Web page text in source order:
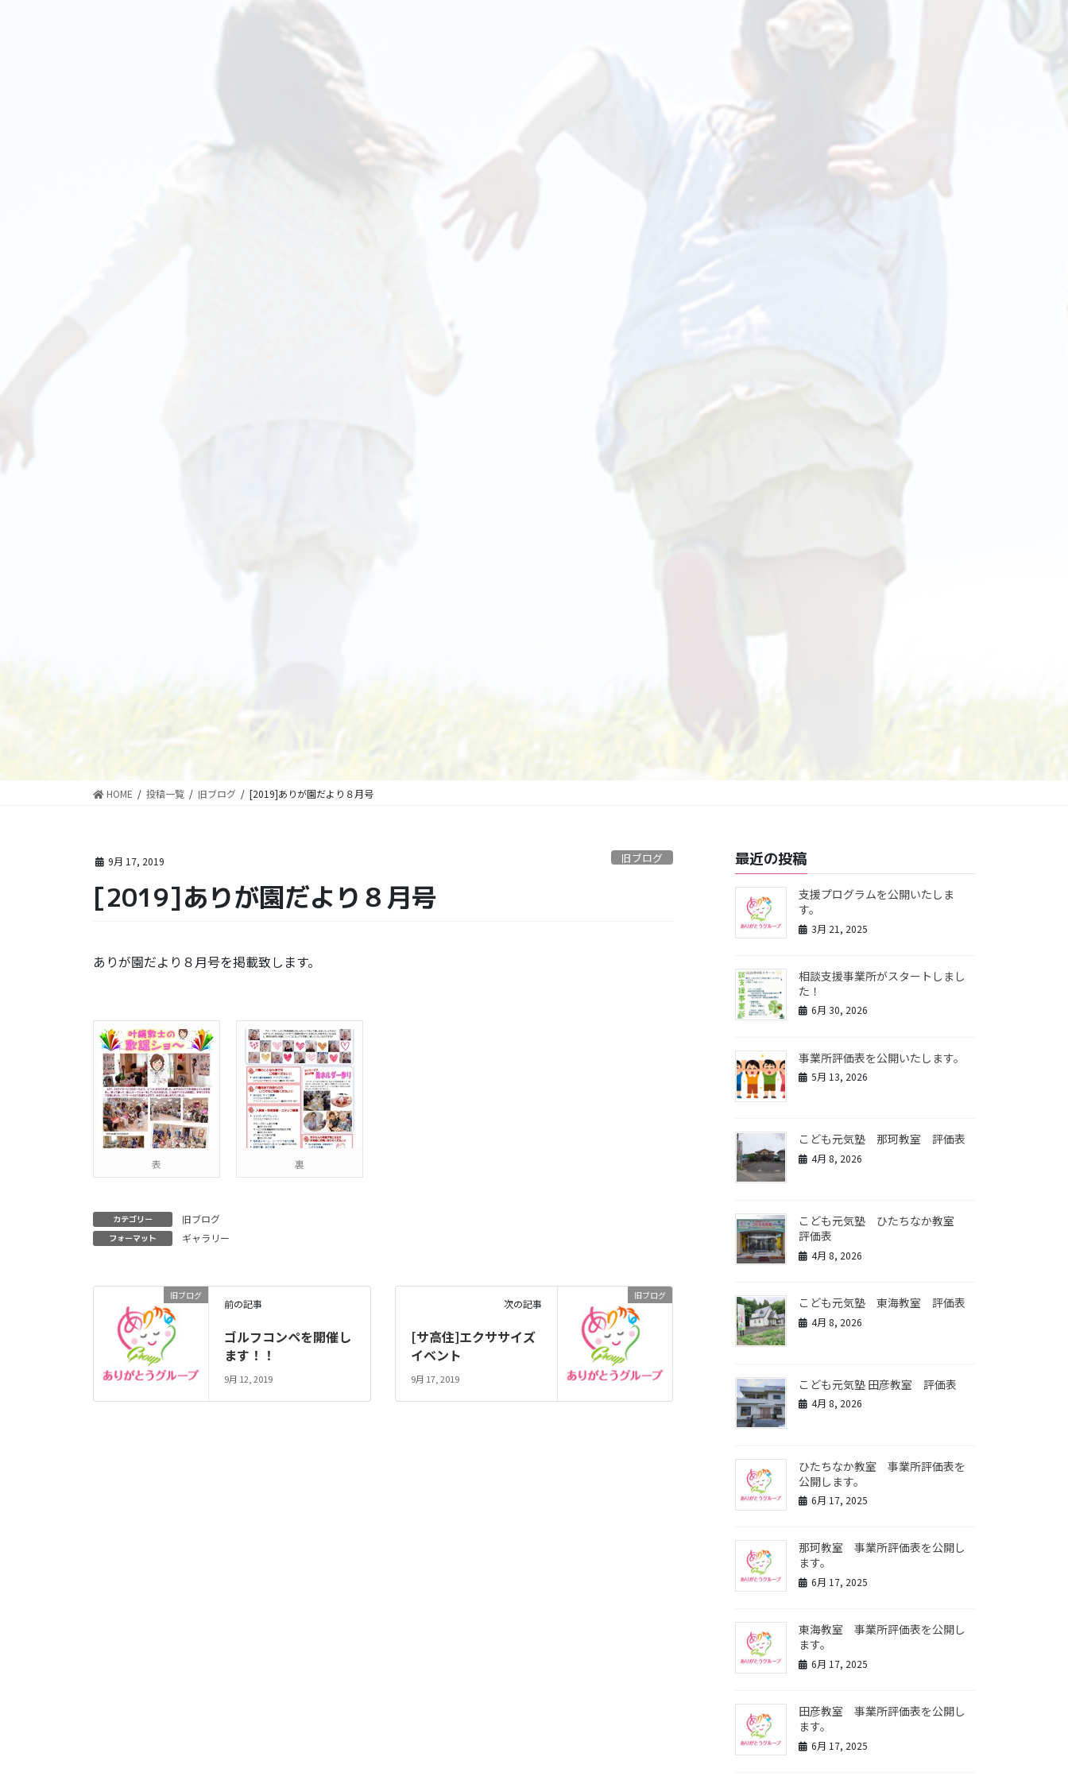
HOME 投稿一覧 旧ブログ [2019]ありが園だより８月号
9月 17, 2019 旧ブログ
[2019]ありが園だより８月号
ありが園だより８月号を掲載致します。
表 裏
カテゴリー 旧ブログ
フォーマット ギャラリー
旧ブログ
前の記事
ゴルフコンペを開催し
ます！！
9月 12, 2019
旧ブログ
次の記事
[サ高住]エクササイズ
イベント
9月 17, 2019
最近の投稿
支援プログラムを公開いたしま
す。
3月 21, 2025
相談支援事業所がスタートしまし
た！
6月 30, 2026
事業所評価表を公開いたします。
5月 13, 2026
こども元気塾 那珂教室 評価表
4月 8, 2026
こども元気塾 ひたちなか教室
評価表
4月 8, 2026
こども元気塾 東海教室 評価表
4月 8, 2026
こども元気塾 田彦教室 評価表
4月 8, 2026
ひたちなか教室 事業所評価表を
公開します。
6月 17, 2025
那珂教室 事業所評価表を公開し
ます。
6月 17, 2025
東海教室 事業所評価表を公開し
ます。
6月 17, 2025
田彦教室 事業所評価表を公開し
ます。
6月 17, 2025